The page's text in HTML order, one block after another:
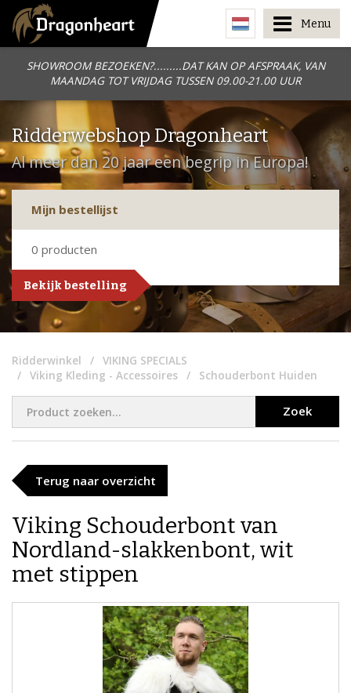
SHOWROOM BEZOEKEN?.........DAT KAN OP AFSPRAAK, VAN
MAANDAG TOT VRIJDAG TUSSEN 09.00-21.00 UUR
Menu
Ridderwebshop Dragonheart
Al meer dan 20 jaar een begrip in Europa!
Mijn bestellijst
0 producten
Bekijk bestelling
Ridderwinkel
VIKING SPECIALS
Viking Kleding - Accessoires
Schouderbont Huiden
Zoek
Terug naar overzicht
Viking Schouderbont van
Nordland-slakkenbont, wit
met stippen